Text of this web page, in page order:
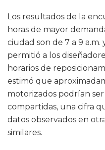
Los resultados de la
horas de mayor
ciudad son de 7 a 9 a.m.
permitió a los
horarios de
estimó que
motorizados podrían
compartidas, una cifra
datos observados en
similares.